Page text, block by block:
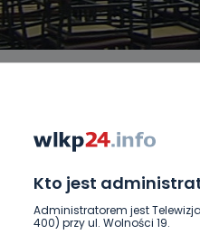
Kto jest
Administratorem jest
400) przy ul. Wolności 19.
CIEKAWOSTKI EDUKACJA
RELIGIA SAMORZĄD